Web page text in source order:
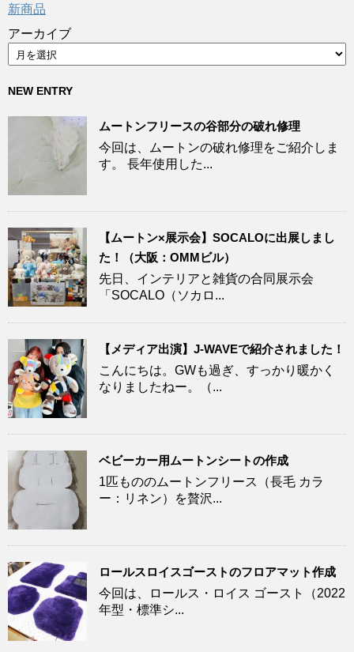
新商品
アーカイブ
NEW ENTRY
ムートンフリースの谷部分の破れ修理
今回は、ムートンの破れ修理をご紹介しま
す。 長年使用した...
【ムートン×展示会】SOCALOに出展しまし
た！（大阪：OMMビル）
先日、インテリアと雑貨の合同展示会
「SOCALO（ソカロ...
【メディア出演】J-WAVEで紹介されました！
こんにちは。GWも過ぎ、すっかり暖かく
なりましたねー。（...
ベビーカー用ムートンシートの作成
1匹もののムートンフリース（長毛 カラ
ー：リネン）を贅沢...
ロールスロイスゴーストのフロアマット作成
今回は、ロールス・ロイス ゴースト（2022
年型・標準シ...